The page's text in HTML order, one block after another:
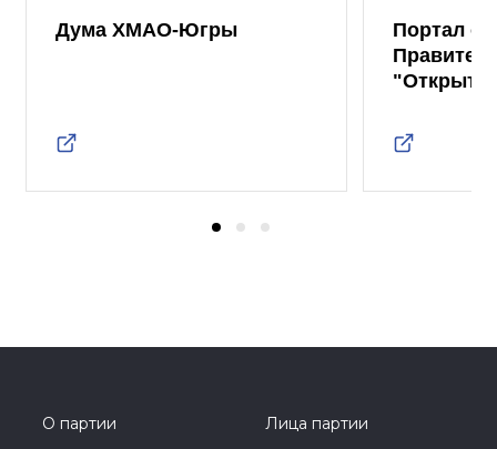
Дума ХМАО-Югры
Портал
О партии
Лица партии